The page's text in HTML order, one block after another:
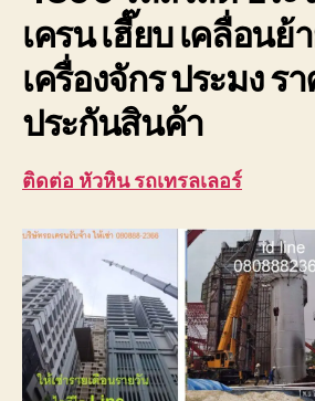
เครน เฮี๊ยบ เคลื่อนย้
เครื่องจักร ประมง ร
ประกันสินค้า
ติดต่อ หัวหิน รถเทรลเลอร์